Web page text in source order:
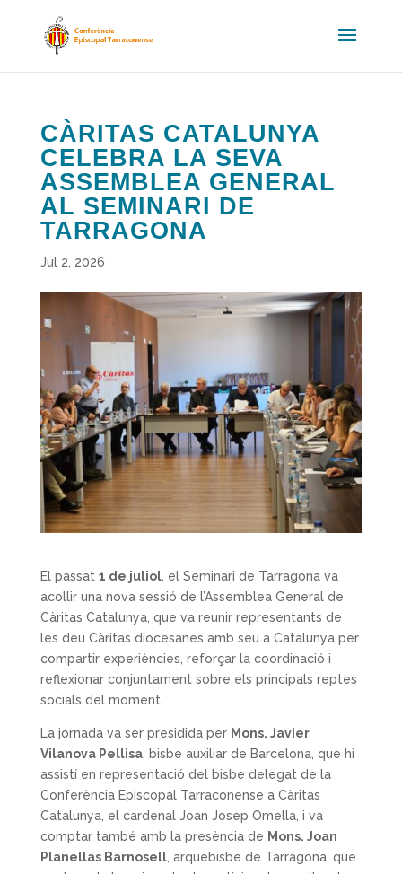
CÀRITAS CATALUNYA
CELEBRA LA SEVA
ASSEMBLEA GENERAL
AL SEMINARI DE
TARRAGONA
Jul 2, 2026
El passat 1 de juliol, el Seminari de Tarragona va
acollir una nova sessió de l’Assemblea General de
Càritas Catalunya, que va reunir representants de
les deu Càritas diocesanes amb seu a Catalunya per
compartir experiències, reforçar la coordinació i
reflexionar conjuntament sobre els principals reptes
socials del moment.
La jornada va ser presidida per Mons. Javier
Vilanova Pellisa, bisbe auxiliar de Barcelona, que hi
assistí en representació del bisbe delegat de la
Conferència Episcopal Tarraconense a Càritas
Catalunya, el cardenal Joan Josep Omella, i va
comptar també amb la presència de Mons. Joan
Planellas Barnosell, arquebisbe de Tarragona, que